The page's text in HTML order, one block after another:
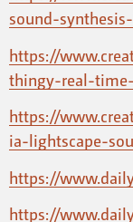
sound-
https://
thingy-real-
https://
ia-lightscape-
https://
https://